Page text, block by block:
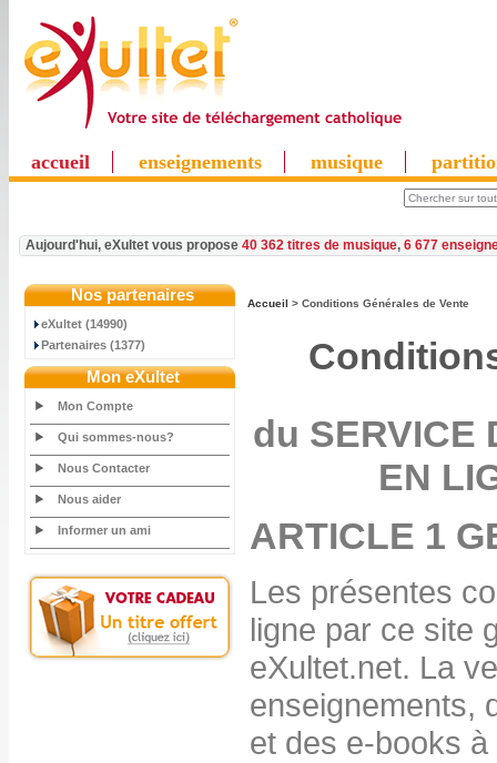
accueil enseignements musique
Aujourd'hui, eXultet vous propose 40 362 titres de musique, 6 677
Nos partenaires
eXultet (14990)
Partenaires (1377)
Mon eXultet
Mon Compte
Qui sommes-nous?
Nous Contacter
Nous aider
Informer un ami
Accueil > Conditions Générales de Vente
du SERVICE
EN
ARTICLE 1
Les présentes
ligne par ce site
eXultet.net. La
enseignements,
et des e-books